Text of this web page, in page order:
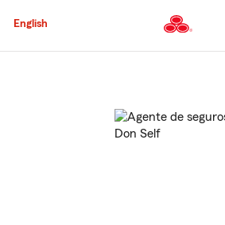
al
principal
English